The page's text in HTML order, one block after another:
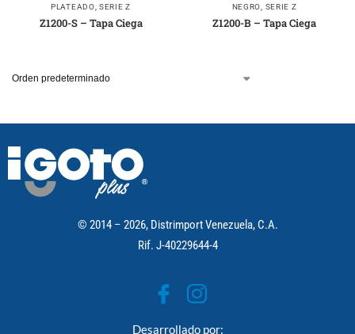
PLATEADO ,SERIE Z
Z1200-S – Tapa Ciega
NEGRO SERIE Z
Z1200-B – Tapa Ciega
© 2014 – 2026, Distrimport Venezuela, C.A.
Rif. J-40229644-4
Desarrollado por: